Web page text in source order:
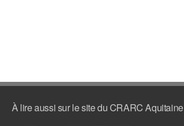
À lire aussi sur le site du CRARC Aquitaine